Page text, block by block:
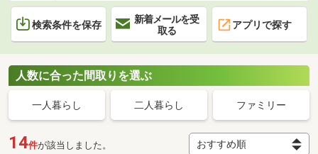
検索条件を保存
新着メールを受
取る
アプリで探す
人数に合った間取りを選ぶ
一人暮らし 二人暮らし ファミリー
14件が該当しました。